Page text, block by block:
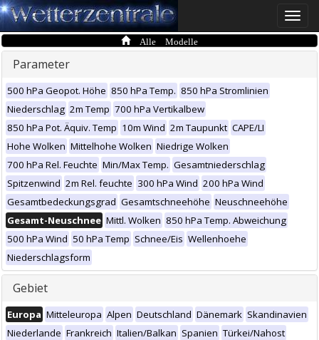
Toggle
Alle Modelle
Parameter
500 hPa Geopot. Höhe 850 hPa Temp. 850 hPa Stromlinien
Niederschlag 2m Temp 700 hPa Vertikalbew
850 hPa Pot. Äquiv. Temp 10m Wind 2m Taupunkt CAPE/LI
Hohe Wolken Mittelhohe Wolken Niedrige Wolken
700 hPa Rel. Feuchte Min/Max Temp. Gesamtniederschlag
Spitzenwind 2m Rel. feuchte 300 hPa Wind 200 hPa Wind
Gesamtbedeckungsgrad Gesamtschneehöhe Neuschneehöhe
Gesamt-Neuschnee Mittl. Wolken 850 hPa Temp. Abweichung
500 hPa Wind 50 hPa Temp Schnee/Eis Wellenhoehe
Niederschlagsform
Gebiet
Europa Mitteleuropa Alpen Deutschland Dänemark Skandinavien
Niederlande Frankreich Italien/Balkan Spanien Türkei/Nahost